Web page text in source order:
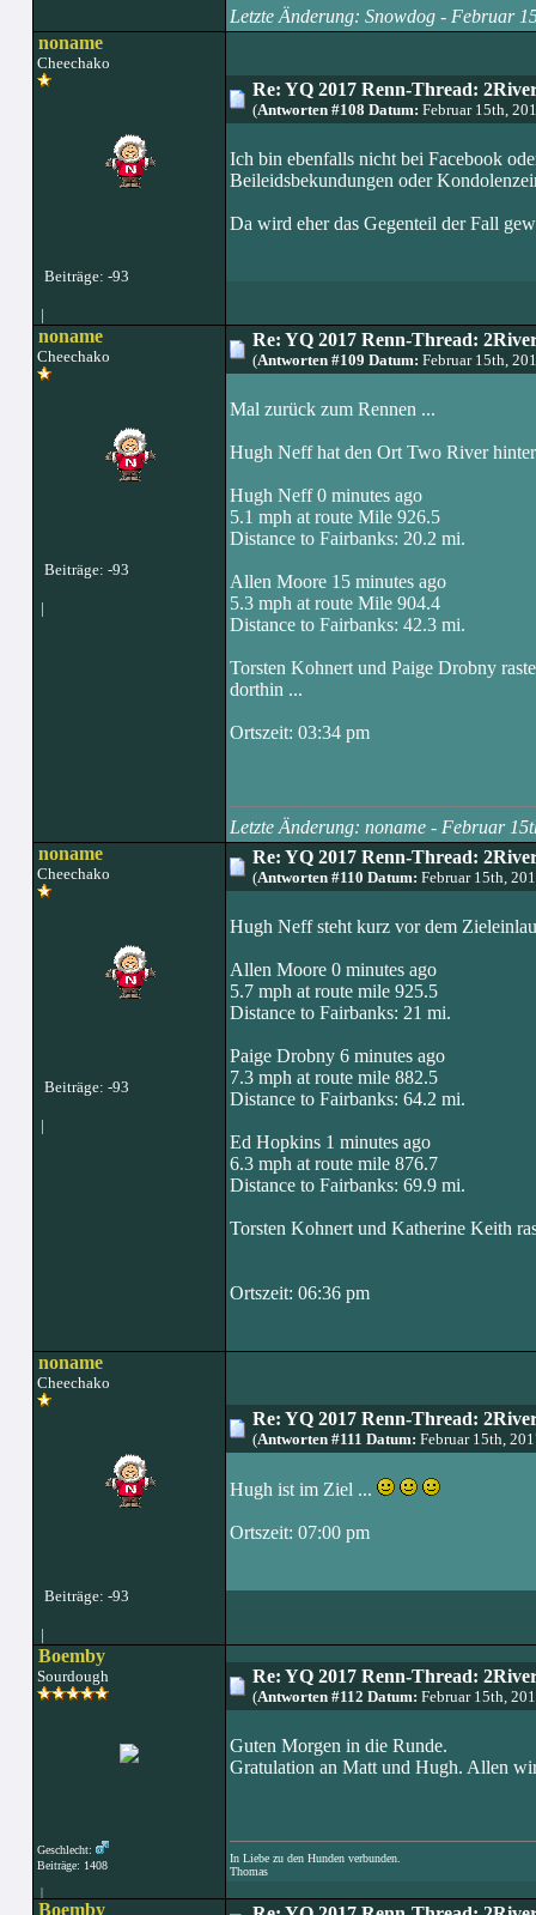
Letzte Änderung: Snowdog - Februar
noname
Cheechako
Beiträge: -93
|
Re: YQ 2017 Renn-Thread:
(Antworten #108 Datum: Februar 15th,
Ich bin ebenfalls nicht bei Facebook
Beileidsbekundungen oder
Da wird eher das Gegenteil der Fall
noname
Cheechako
Beiträge: -93
|
Re: YQ 2017 Renn-Thread:
(Antworten #109 Datum: Februar 15th,
Mal zurück zum Rennen ...
Hugh Neff hat den Ort Two River
Hugh Neff 0 minutes ago
5.1 mph at route Mile 926.5
Distance to Fairbanks: 20.2 mi.
Allen Moore 15 minutes ago
5.3 mph at route Mile 904.4
Distance to Fairbanks: 42.3 mi.
Torsten Kohnert und Paige Drobny
dorthin ...
Ortszeit: 03:34 pm
Letzte Änderung: noname - Februar
noname
Cheechako
Beiträge: -93
|
Re: YQ 2017 Renn-Thread:
(Antworten #110 Datum: Februar 15th,
Hugh Neff steht kurz vor dem
Allen Moore 0 minutes ago
5.7 mph at route mile 925.5
Distance to Fairbanks: 21 mi.
Paige Drobny 6 minutes ago
7.3 mph at route mile 882.5
Distance to Fairbanks: 64.2 mi.
Ed Hopkins 1 minutes ago
6.3 mph at route mile 876.7
Distance to Fairbanks: 69.9 mi.
Torsten Kohnert und Katherine Keith
Ortszeit: 06:36 pm
noname
Cheechako
Beiträge: -93
|
Re: YQ 2017 Renn-Thread:
(Antworten #111 Datum: Februar 15th,
Hugh ist im Ziel ...
Ortszeit: 07:00 pm
Boemby
Sourdough
Geschlecht:
Beiträge: 1408
|
Re: YQ 2017 Renn-Thread:
(Antworten #112 Datum: Februar 15th,
Guten Morgen in die Runde.
Gratulation an Matt und Hugh. Allen
In Liebe zu den Hunden verbunden.
Thomas
Boemby